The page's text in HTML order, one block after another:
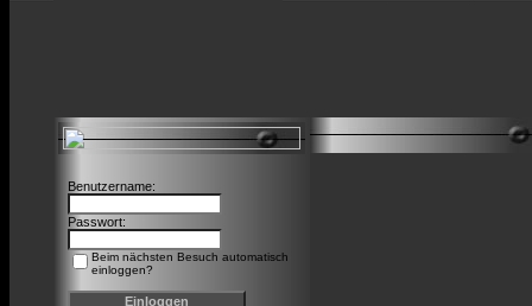
Benutzername:
Passwort:
Beim nächsten Besuch automatisch
einloggen?